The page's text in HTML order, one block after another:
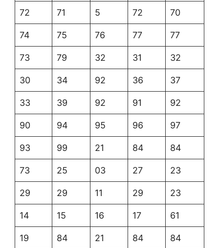
72 71 5 72 70
74 75 76 77 77
73 79 32 31 32
30 34 92 36 37
33 39 92 91 92
90 94 95 96 97
93 99 21 84 84
73 25 03 27 23
29 29 11 29 23
14 15 16 17 61
19 84 21 84 84